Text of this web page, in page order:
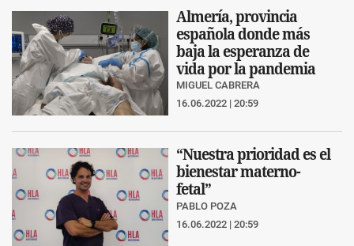
Almería, provincia
española donde más
baja la esperanza de
vida por la pandemia
MIGUEL CABRERA
16.06.2022 | 20:59
“Nuestra prioridad es el
bienestar materno-
fetal”
PABLO POZA
16.06.2022 | 20:59